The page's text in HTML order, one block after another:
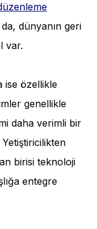
dünyanın geri
var.
ise özellikle
genellikle
daha verimli bir
birisi teknoloji
entegre